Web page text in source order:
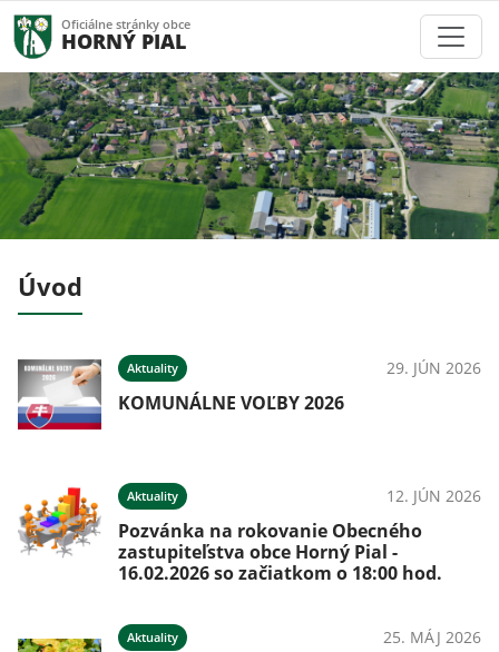
Oficiálne stránky obce
HORNÝ PIAL
Úvod
Aktuality 29. JÚN 2026
KOMUNÁLNE VOĽBY 2026
Aktuality 12. JÚN 2026
Pozvánka na rokovanie Obecného
zastupiteľstva obce Horný Pial -
16.02.2026 so začiatkom o 18:00 hod.
Aktuality 25. MÁJ 2026